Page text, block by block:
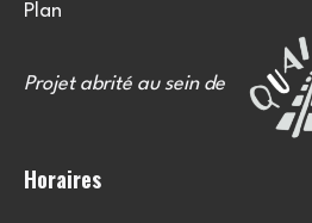
Plan
Projet abrité au sein de
Horaires